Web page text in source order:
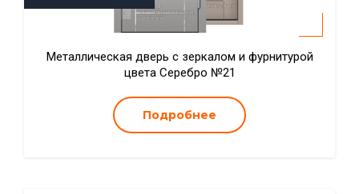
Металлическая дверь с зеркалом и фурнитурой
цвета Серебро №21
Подробнее